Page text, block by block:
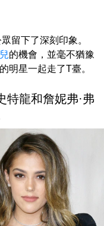
留下了深刻印象。
的機會，並毫不猶豫
明星一起走了T臺。
特龍和詹妮弗·弗